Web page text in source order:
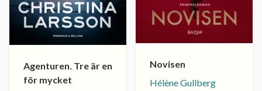
Agenturen. Tre är en
för mycket
Novisen
Hélène Gullberg